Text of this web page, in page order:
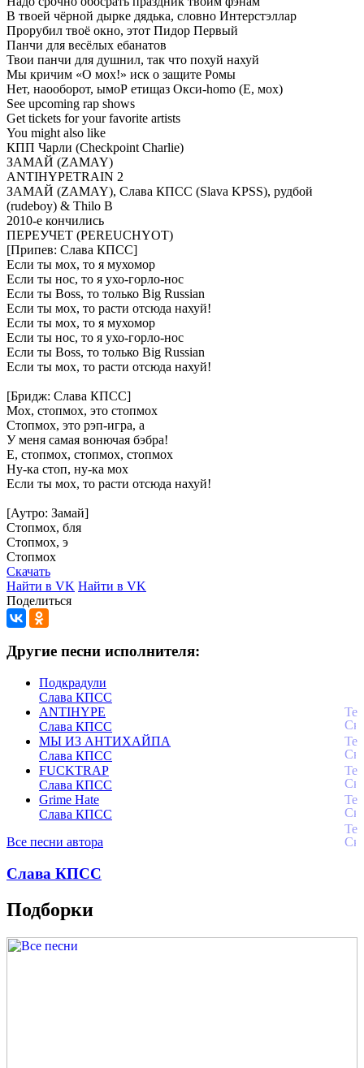
В твоей чёрной дырке дядька, словно Интерстэллар
Прорубил твоё окно, этот Пидор Первый
Панчи для весёлых ебанатов
Твои панчи для душнил, так что похуй нахуй
Мы кричим «О мох!» иск о защите Ромы
Нет, наооборот, ымоР етищаз Окси-homo (Е, мох)
See upcoming rap shows
Get tickets for your favorite artists
You might also like
КПП Чарли (Checkpoint Charlie)
ЗАМАЙ (ZAMAY)
ANTIHYPETRAIN 2
ЗАМАЙ (ZAMAY), Слава КПСС (Slava KPSS), рудбой
(rudeboy) & Thilo B
2010-е кончились
ПЕРЕУЧЕТ (PEREUCHYOT)
[Припев: Слава КПСС]
Если ты мох, то я мухомор
Если ты нос, то я ухо-горло-нос
Если ты Boss, то только Big Russian
Если ты мох, то расти отсюда нахуй!
Если ты мох, то я мухомор
Если ты нос, то я ухо-горло-нос
Если ты Boss, то только Big Russian
Если ты мох, то расти отсюда нахуй!
[Бридж: Слава КПСС]
Мох, стопмох, это стопмох
Стопмох, это рэп-игра, а
У меня самая вонючая бэбра!
Е, стопмох, стопмох, стопмох
Ну-ка стоп, ну-ка мох
Если ты мох, то расти отсюда нахуй!
[Аутро: Замай]
Стопмох, бля
Стопмох, э
Стопмох
Скачать
Найти в VK Найти в VK
Поделиться
Другие песни исполнителя:
Подкрадули
Слава КПСС
ANTIHYPE
Слава КПСС
МЫ ИЗ АНТИХАЙПА
Слава КПСС
FUCKTRAP
Слава КПСС
Grime Hate
Слава КПСС
Все песни автора
Слава КПСС
Подборки